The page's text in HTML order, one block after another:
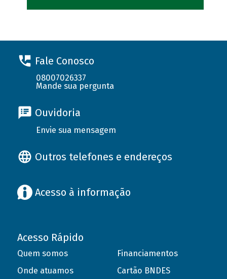
Fale Conosco
08007026337
Mande sua pergunta
Ouvidoria
Envie sua mensagem
Outros telefones e endereços
Acesso à informação
Acesso Rápido
Quem somos
Onde atuamos
Financiamentos
Cartão BNDES